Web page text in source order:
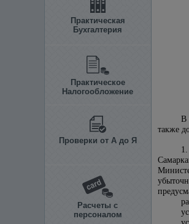
Практическая
Бухгалтерия
Практическое
Налогообложение
Проверки от А до Я
Расчеты с
персоналом
В
также